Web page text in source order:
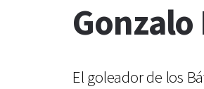
El goleador de los